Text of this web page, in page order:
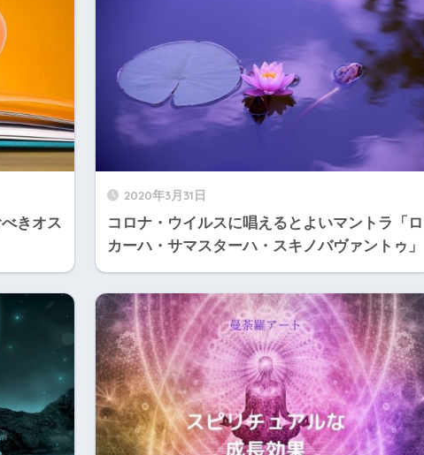
きオス
2020年3月31日
コロナ・ウイルスに唱えるとよいマントラ「ロ
カーハ・サマスターハ・スキノバヴァントゥ」